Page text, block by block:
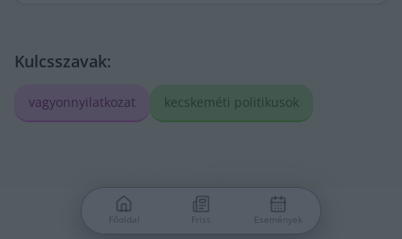
Kulcsszavak:
vagyonnyilatkozat kecskeméti politikusok
Főoldal Friss Események